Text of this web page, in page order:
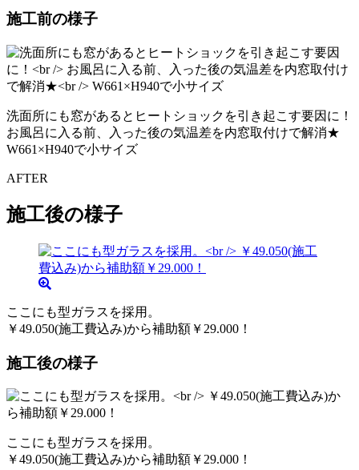
施工前の様子
洗面所にも窓があるとヒートショックを引き起こす要因に！
お風呂に入る前、入った後の気温差を内窓取付けで解消★
W661×H940で小サイズ
AFTER
施工後の様子
ここにも型ガラスを採用。
￥49.050(施工費込み)から補助額￥29.000！
施工後の様子
ここにも型ガラスを採用。
￥49.050(施工費込み)から補助額￥29.000！